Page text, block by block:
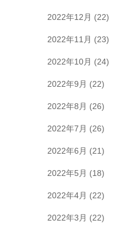
2022年12月 (22)
2022年11月 (23)
2022年10月 (24)
2022年9月 (22)
2022年8月 (26)
2022年7月 (26)
2022年6月 (21)
2022年5月 (18)
2022年4月 (22)
2022年3月 (22)